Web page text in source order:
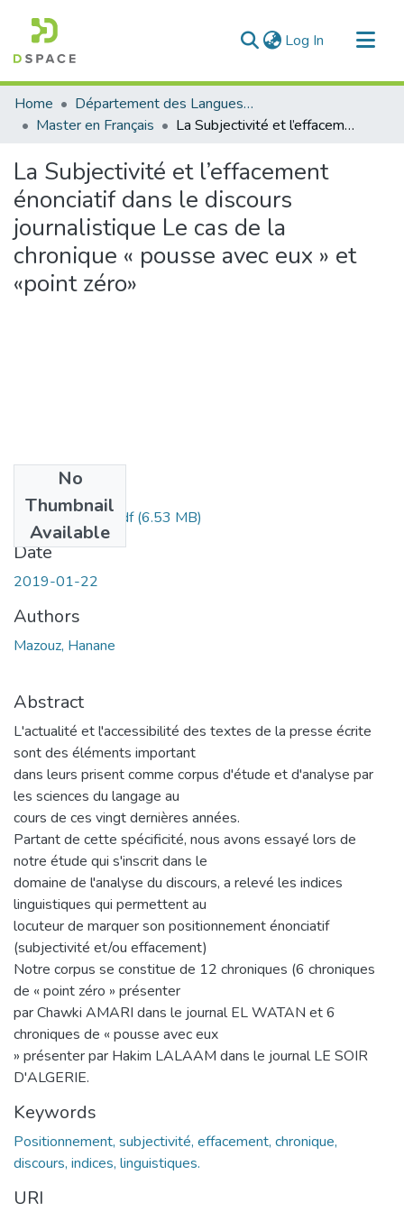
Log In (current)
Communities & Collections
All of DSpace
Home
Département des Langues étrangères
Master en Français
La Subjectivité et l’effacement énonciatif dans le discours journalistique Le cas de la chronique « pousse avec eux » et «point zéro»
La Subjectivité et l’effacement
énonciatif dans le discours
journalistique Le cas de la
chronique « pousse avec eux » et
«point zéro»
No
Thumbnail
Available
mazouz-hanane.pdf(6.53 MB)
Date
2019-01-22
Authors
Mazouz, Hanane
Abstract
L'actualité et l'accessibilité des textes de la presse écrite
sont des éléments important
dans leurs prisent comme corpus d'étude et d'analyse par
les sciences du langage au
cours de ces vingt dernières années.
Partant de cette spécificité, nous avons essayé lors de
notre étude qui s'inscrit dans le
domaine de l'analyse du discours, a relevé les indices
linguistiques qui permettent au
locuteur de marquer son positionnement énonciatif
(subjectivité et/ou effacement)
Notre corpus se constitue de 12 chroniques (6 chroniques
de « point zéro » présenter
par Chawki AMARI dans le journal EL WATAN et 6
chroniques de « pousse avec eux
» présenter par Hakim LALAAM dans le journal LE SOIR
D'ALGERIE.
Keywords
Positionnement, subjectivité, effacement, chronique,
discours, indices, linguistiques.
URI